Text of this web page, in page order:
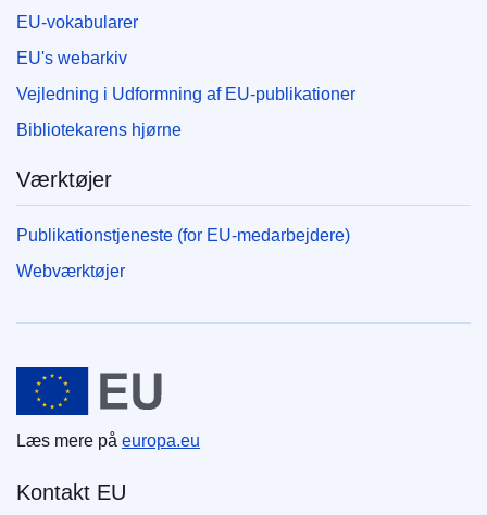
EU-vokabularer
EU's webarkiv
Vejledning i Udformning af EU-publikationer
Bibliotekarens hjørne
Værktøjer
Publikationstjeneste (for EU-medarbejdere)
Webværktøjer
Den Europæiske Union
Læs mere på europa.eu
Kontakt EU